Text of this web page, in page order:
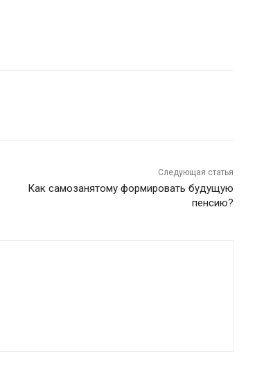
Следующая статья
Как самозанятому формировать будущую
пенсию?